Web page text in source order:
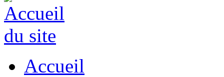
Accueil